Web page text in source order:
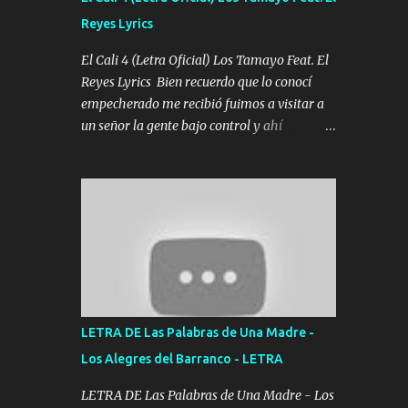
agarrar el vuelo y la mente y tranquilizando
Tomense un buen trago Y así es como
empezamos los versos que voy cantando
(Music) A vido alta y bajas La carreta se
atora Pero nunca le aflojamos Ya me han
pasado cosas Y aunque ustedes no sepan
es...
Reyes Lyrics
El Cali 4 (Letra Oficial) Los Tamayo Feat. El
Reyes Lyrics Bien recuerdo que lo conocí
empecherado me recibió fuimos a visitar a
un señor la gente bajo control y ahí
reglas no secuestr0 no r0bar De La C giró la
orden nos comanda el doble P bien firmes
con Alto PRIETO y la camisa es color Verde y
peleam0s la Bandera por todita a la ciudad
con los drones patrullando la Frontera De
blancas ya hace falta mi APA FLACO verde
se le extraña pa que sepan Aquí Pura GENTE
LETRA DE Las Palabras de Una Madre -
Los Alegres del Barranco - LETRA
LETRA DE Las Palabras de Una Madre - Los